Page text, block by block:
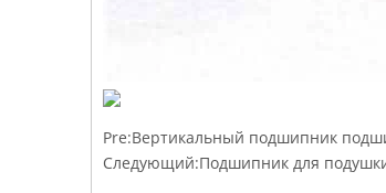
Pre:Вертикальный подшипник
Следующий:Подшипник для